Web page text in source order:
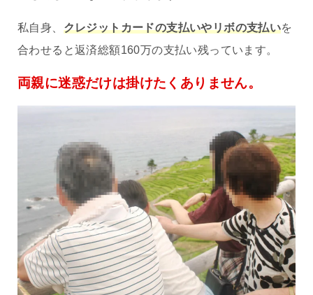
私自身、 クレジットカードの支払いやリボの支払いを
合わせると返済総額160万の支払い残っています。
両親に迷惑だけは掛けたくありません。